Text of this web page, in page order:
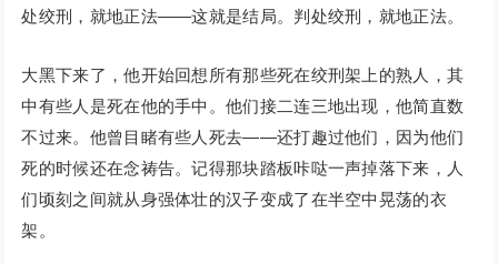
处绞刑，就地正法——这就是结局。判处绞刑，就地正法。
大黑下来了，他开始回想所有那些死在绞刑架上的熟人，其
中有些人是死在他的手中。他们接二连三地出现，他简直数
不过来。他曾目睹有些人死去——还打趣过他们，因为他们
死的时候还在念祷告。记得那块踏板咔哒一声掉落下来，人
们顷刻之间就从身强体壮的汉子变成了在半空中晃荡的衣
架。